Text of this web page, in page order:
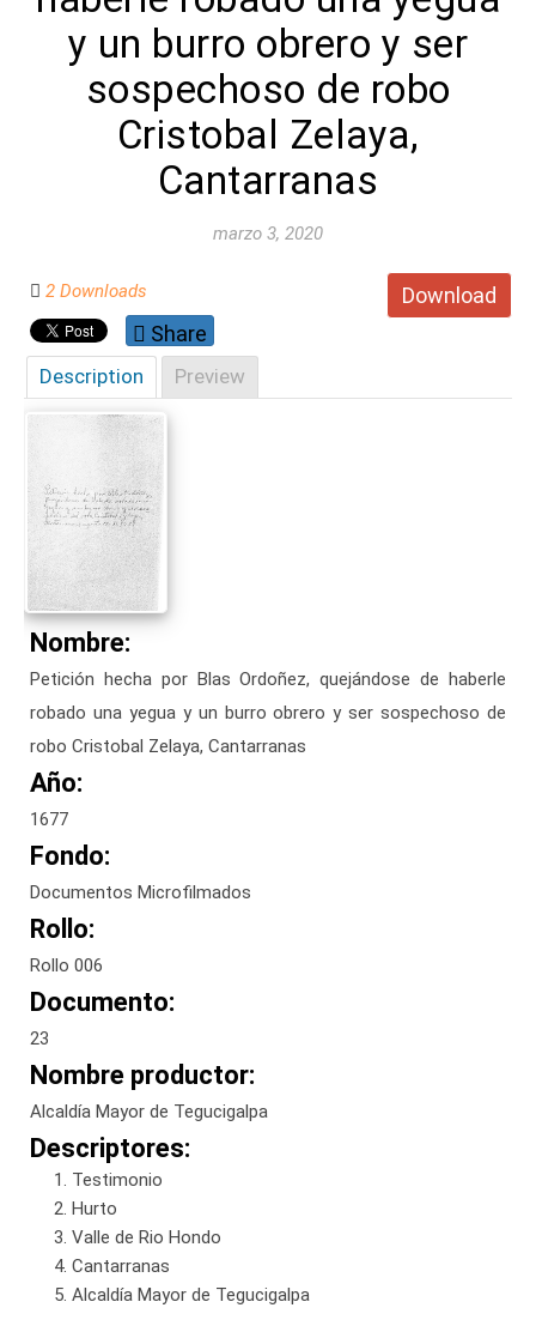
y un burro obrero y ser
sospechoso de robo
Cristobal Zelaya,
Cantarranas
marzo 3, 2020
Download
2 Downloads
Share
Description Preview
Nombre:
Petición hecha por Blas Ordoñez, quejándose de haberle
robado una yegua y un burro obrero y ser sospechoso de
robo Cristobal Zelaya, Cantarranas
Año:
1677
Fondo:
Documentos Microfilmados
Rollo:
Rollo 006
Documento:
23
Nombre productor:
Alcaldía Mayor de Tegucigalpa
Descriptores:
Testimonio
Hurto
Valle de Rio Hondo
Cantarranas
Alcaldía Mayor de Tegucigalpa